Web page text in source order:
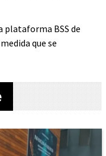
plataforma BSS de
que se